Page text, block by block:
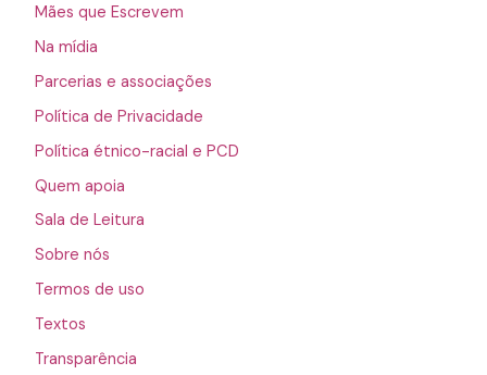
Mães que Escrevem
Na mídia
Parcerias e associações
Política de Privacidade
Política étnico-racial e PCD
Quem apoia
Sala de Leitura
Sobre nós
Termos de uso
Textos
Transparência